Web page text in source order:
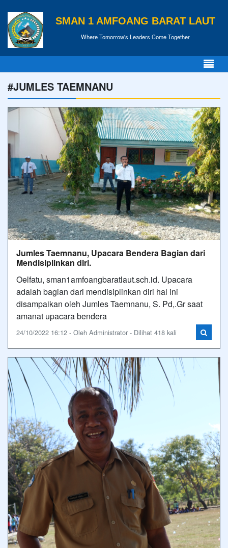
SMAN 1 AMFOANG BARAT LAUT
Where Tomorrow's Leaders Come Together
#JUMLES TAEMNANU
Jumles Taemnanu, Upacara Bendera Bagian dari
Mendisiplinkan diri.
Oelfatu, sman1amfoangbaratlaut.sch.id. Upacara
adalah bagian dari mendisiplinkan diri hal ini
disampaikan oleh Jumles Taemnanu, S. Pd,.Gr saat
amanat upacara bendera
24/10/2022 16:12 - Oleh Administrator - Dilihat 418 kali